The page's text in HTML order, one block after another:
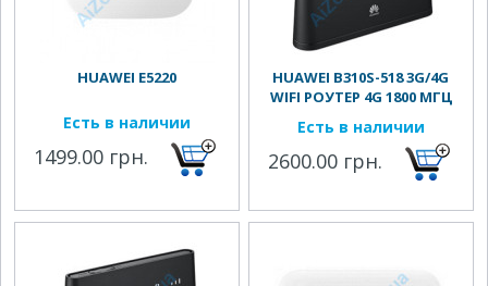
HUAWEI E5220
Есть в наличии
1499.00 грн.
HUAWEI B310S-518 3G/4G
WIFI РОУТЕР 4G 1800 МГЦ
Есть в наличии
2600.00 грн.